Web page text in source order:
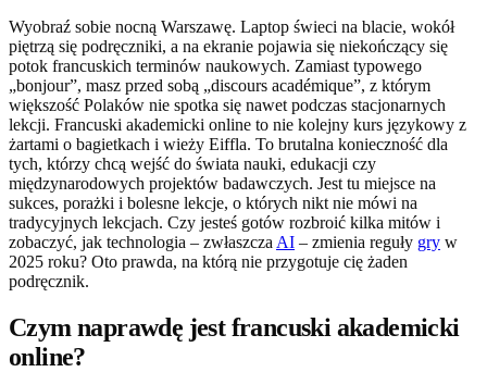
Wyobraź sobie nocną Warszawę. Laptop świeci na blacie, wokół
piętrzą się podręczniki, a na ekranie pojawia się niekończący się
potok francuskich terminów naukowych. Zamiast typowego
„bonjour”, masz przed sobą „discours académique”, z którym
większość Polaków nie spotka się nawet podczas stacjonarnych
lekcji. Francuski akademicki online to nie kolejny kurs językowy z
żartami o bagietkach i wieży Eiffla. To brutalna konieczność dla
tych, którzy chcą wejść do świata nauki, edukacji czy
międzynarodowych projektów badawczych. Jest tu miejsce na
sukces, porażki i bolesne lekcje, o których nikt nie mówi na
tradycyjnych lekcjach. Czy jesteś gotów rozbroić kilka mitów i
zobaczyć, jak technologia – zwłaszcza AI – zmienia reguły gry w
2025 roku? Oto prawda, na którą nie przygotuje cię żaden
podręcznik.
Czym naprawdę jest francuski akademicki
online?